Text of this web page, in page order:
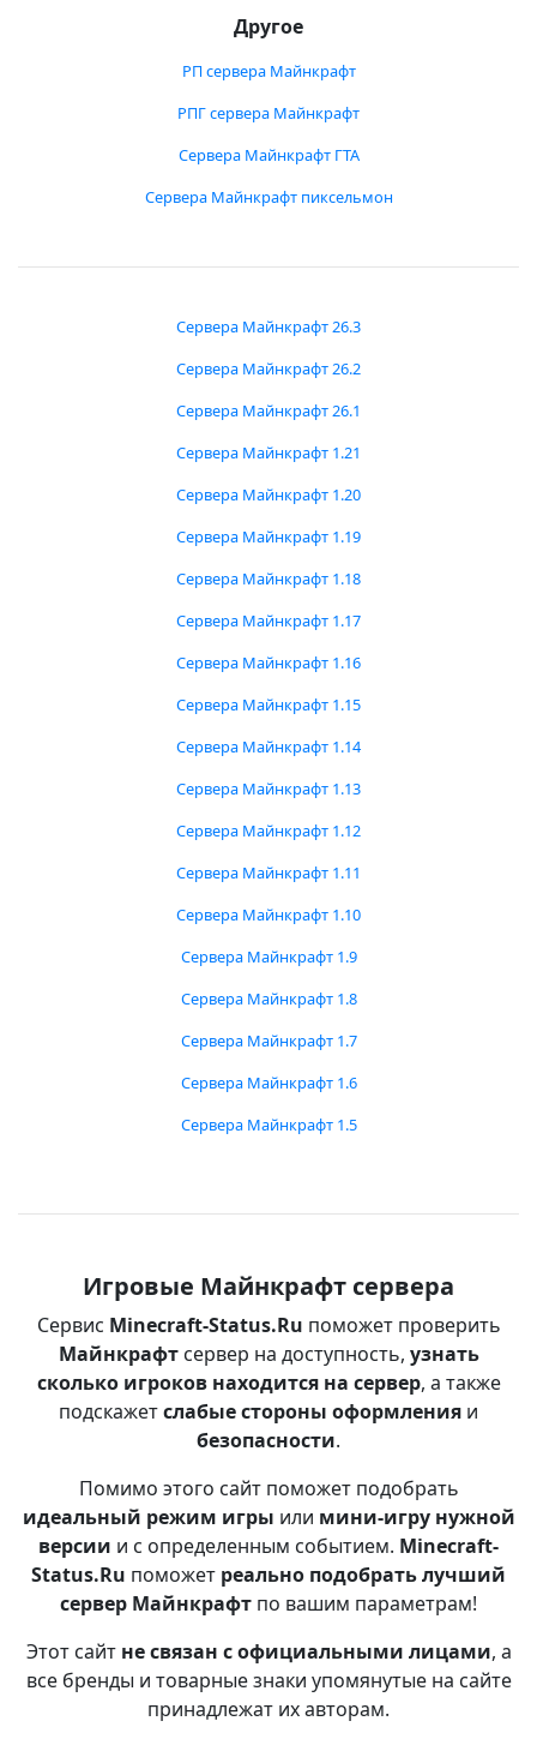
Другое
РП сервера Майнкрафт
РПГ сервера Майнкрафт
Сервера Майнкрафт ГТА
Сервера Майнкрафт пиксельмон
Сервера Майнкрафт 26.3
Сервера Майнкрафт 26.2
Сервера Майнкрафт 26.1
Сервера Майнкрафт 1.21
Сервера Майнкрафт 1.20
Сервера Майнкрафт 1.19
Сервера Майнкрафт 1.18
Сервера Майнкрафт 1.17
Сервера Майнкрафт 1.16
Сервера Майнкрафт 1.15
Сервера Майнкрафт 1.14
Сервера Майнкрафт 1.13
Сервера Майнкрафт 1.12
Сервера Майнкрафт 1.11
Сервера Майнкрафт 1.10
Сервера Майнкрафт 1.9
Сервера Майнкрафт 1.8
Сервера Майнкрафт 1.7
Сервера Майнкрафт 1.6
Сервера Майнкрафт 1.5
Игровые Майнкрафт сервера
Сервис Minecraft-Status.Ru поможет проверить
Майнкрафтсервер на доступность, узнать
сколько игроков находится на сервер, а также
подскажетслабые стороны оформления и
безопасности.
Помимо этого сайт поможет подобрать
идеальный режим игры или мини-игру нужной
версии и с определенным событием. Minecraft-
Status.Ru поможет реально подобрать лучший
сервер Майнкрафт по вашим параметрам!
Этот сайт не связан с официальными лицами, а
все бренды и товарные знаки упомянутые на сайте
принадлежат их авторам.